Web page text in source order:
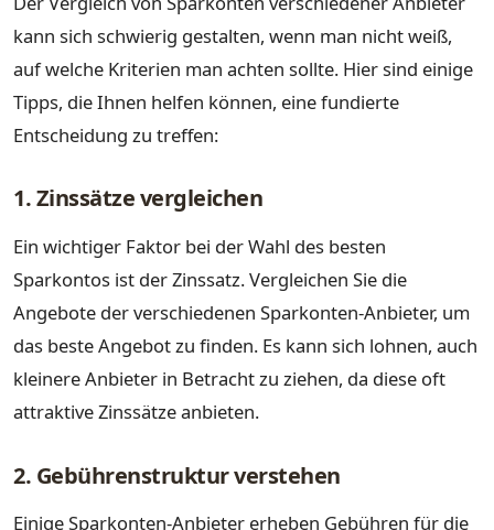
kann sich schwierig gestalten, wenn man nicht weiß,
auf welche Kriterien man achten sollte. Hier sind einige
Tipps, die Ihnen helfen können, eine fundierte
Entscheidung zu treffen:
1. Zinssätze vergleichen
Ein wichtiger Faktor bei der Wahl des besten
Sparkontos ist der Zinssatz. Vergleichen Sie die
Angebote der verschiedenen Sparkonten-Anbieter, um
das beste Angebot zu finden. Es kann sich lohnen, auch
kleinere Anbieter in Betracht zu ziehen, da diese oft
attraktive Zinssätze anbieten.
2. Gebührenstruktur verstehen
Einige Sparkonten-Anbieter erheben Gebühren für die